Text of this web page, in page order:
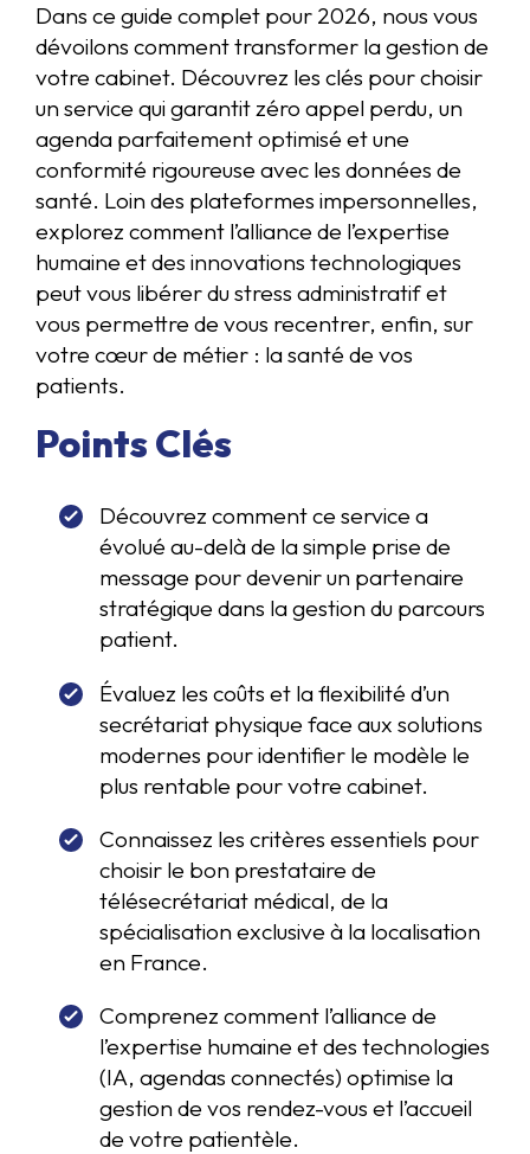
Dans ce guide complet pour 2026, nous vous
dévoilons comment transformer la gestion de
votre cabinet. Découvrez les clés pour choisir
un service qui garantit zéro appel perdu, un
agenda parfaitement optimisé et une
conformité rigoureuse avec les données de
santé. Loin des plateformes impersonnelles,
explorez comment l’alliance de l’expertise
humaine et des innovations technologiques
peut vous libérer du stress administratif et
vous permettre de vous recentrer, enfin, sur
votre cœur de métier : la santé de vos
patients.
Points Clés
Découvrez comment ce service a
évolué au-delà de la simple prise de
message pour devenir un partenaire
stratégique dans la gestion du parcours
patient.
Évaluez les coûts et la flexibilité d’un
secrétariat physique face aux solutions
modernes pour identifier le modèle le
plus rentable pour votre cabinet.
Connaissez les critères essentiels pour
choisir le bon prestataire de
télésecrétariat médical, de la
spécialisation exclusive à la localisation
en France.
Comprenez comment l’alliance de
l’expertise humaine et des technologies
(IA, agendas connectés) optimise la
gestion de vos rendez-vous et l’accueil
de votre patientèle.